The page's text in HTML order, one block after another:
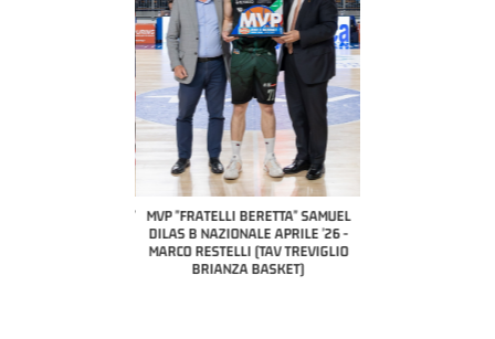
MVP "FRATELLI BERETTA" SAMUEL
DILAS B NAZIONALE APRILE '26 -
MARCO RESTELLI (TAV TREVIGLIO
BRIANZA BASKET)